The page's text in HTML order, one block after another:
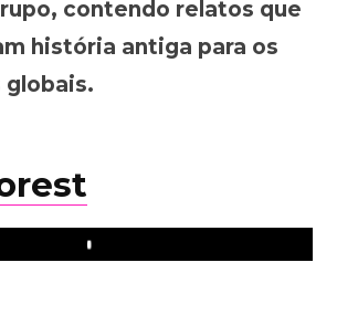
contendo relatos que
história antiga para os
globais.
Play